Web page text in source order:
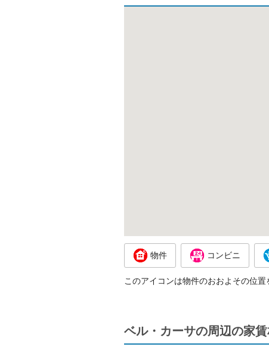
物件 コンビニ
このアイコンは物件のおおよその位
ベル・カーサの周辺の家